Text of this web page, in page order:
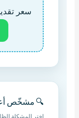
سعر تقديري
🔍 مشخّص